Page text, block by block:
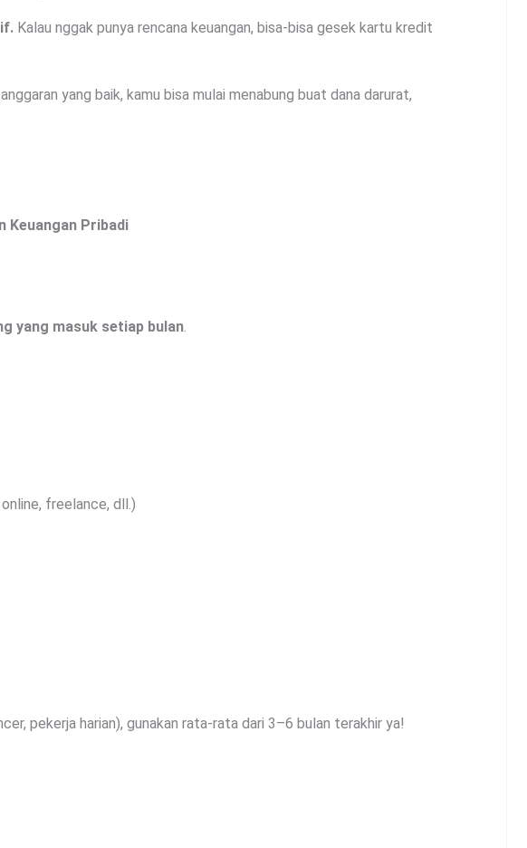
Kalau nggak punya rencana keuangan, bisa-bisa gesek kartu kredit
yang baik, kamu bisa mulai menabung buat dana darurat,
Keuangan Pribadi
yang masuk setiap bulan.
freelance, dll.)
pekerja harian), gunakan rata-rata dari 3–6 bulan terakhir ya!